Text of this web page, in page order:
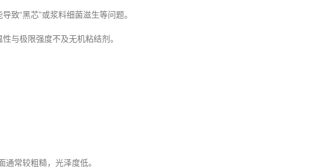
导致“黑芯”或浆料细菌滋生等问题。
性与极限强度不及无机粘结剂。
通常较粗糙，光泽度低。